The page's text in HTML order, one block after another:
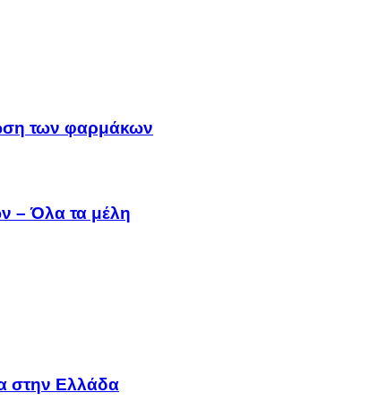
των φαρμάκων
– Όλα τα μέλη
στην Ελλάδα